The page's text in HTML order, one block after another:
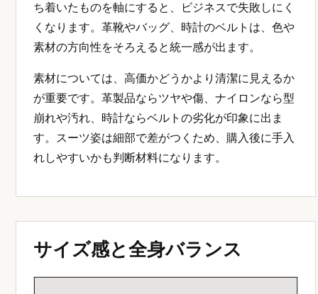
ち着いたものを軸にすると、ビジネスで失敗しにく
くなります。革靴やバッグ、時計のベルトは、色や
素材の方向性をそろえると統一感が出ます。
素材については、高価かどうかより清潔に見えるか
が重要です。革製品ならツヤや傷、ナイロンなら型
崩れや汚れ、時計ならベルトの劣化が印象に出ま
す。スーツ姿は細部で差がつくため、購入後に手入
れしやすいかも判断材料になります。
サイズ感と全身バランス